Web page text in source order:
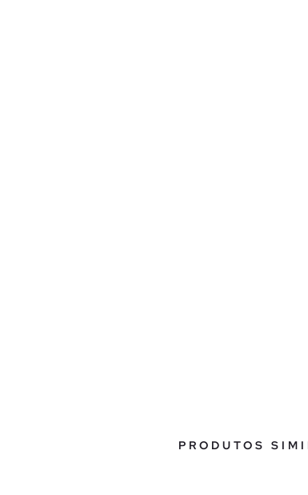
PRODUTOS